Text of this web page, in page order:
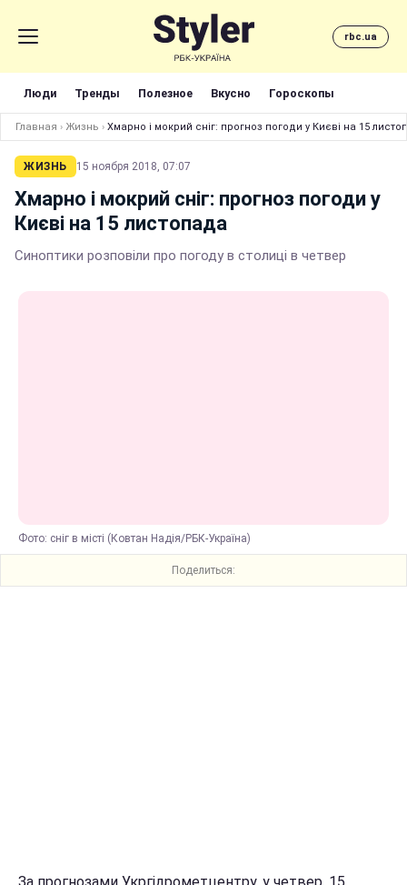
rbc.ua
Люди Тренды Полезное Вкусно Гороскопы
Главная › Жизнь › Хмарно і мокрий сніг: прогноз погоди у Києві на 15
ЖИЗНЬ 15 ноября 2018, 07:07
Хмарно і мокрий сніг: прогноз погоди у
Києві на 15 листопада
Синоптики розповіли про погоду в столиці в четвер
Фото: сніг в місті (Ковтан Надія/РБК-Україна)
Поделиться: